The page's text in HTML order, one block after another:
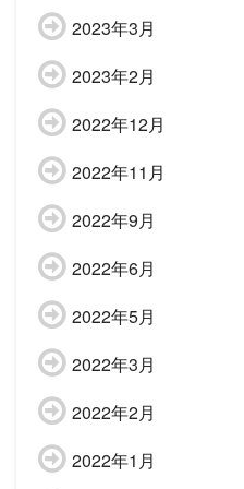
2023年3月
2023年2月
2022年12月
2022年11月
2022年9月
2022年6月
2022年5月
2022年3月
2022年2月
2022年1月